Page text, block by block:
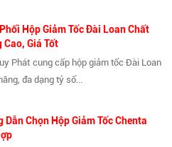
Hộp Giảm Tốc Đài Loan Chất
Cao, Giá Tốt
Phát cung cấp hộp giảm tốc Đài Loan
đa dạng tỷ số...
Dẫn Chọn Hộp Giảm Tốc Chenta